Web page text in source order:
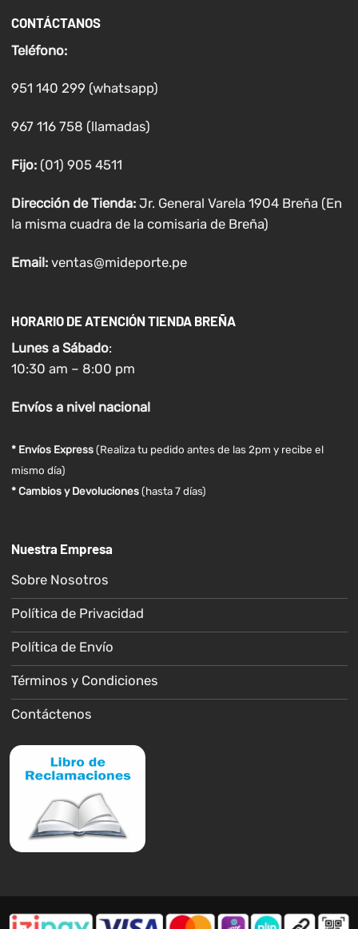
CONTÁCTANOS
Teléfono:
951 140 299 (whatsapp)
967 116 758 (llamadas)
Fijo:(01) 905 4511
Dirección de Tienda: Jr. General Varela 1904 Breña (En
la misma cuadra de la comisaria de Breña)
Email: ventas@mideporte.pe
HORARIO DE ATENCIÓN TIENDA BREÑA
Lunes a Sábado:
10:30 am – 8:00 pm
Envíosa nivel nacional
* Envíos Express(Realiza tu pedido antes de las 2pm y recibe el
mismo día)
* Cambios y Devoluciones (hasta 7 días)
Nuestra Empresa
Sobre Nosotros
Política de Privacidad
Política de Envío
Términos y Condiciones
Contáctenos